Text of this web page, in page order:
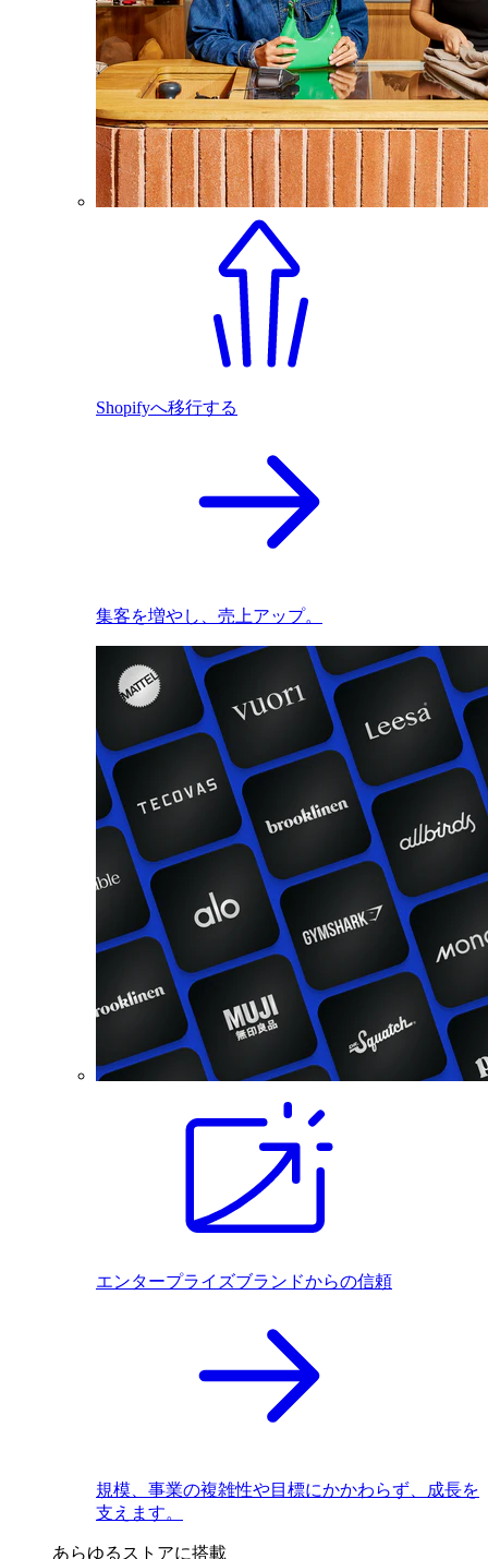
Shopifyへ移行する
集客を増やし、売上アップ。
エンタープライズブランドからの信頼
規模、事業の複雑性や目標にかかわらず、成長を
支えます。
あらゆるストアに搭載